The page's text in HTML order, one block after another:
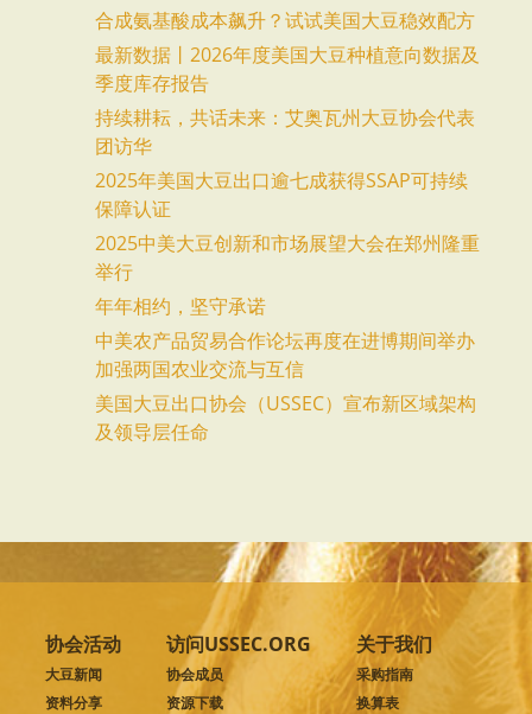
合成氨基酸成本飙升？试试美国大豆稳效配方
最新数据丨2026年度美国大豆种植意向数据及
季度库存报告
持续耕耘，共话未来：艾奥瓦州大豆协会代表
团访华
2025年美国大豆出口逾七成获得SSAP可持续
保障认证
2025中美大豆创新和市场展望大会在郑州隆重
举行
年年相约，坚守承诺
中美农产品贸易合作论坛再度在进博期间举办
加强两国农业交流与互信
美国大豆出口协会（USSEC）宣布新区域架构
及领导层任命
协会活动
大豆新闻
资料分享
访问USSEC.ORG
协会成员
资源下载
关于我们
采购指南
换算表